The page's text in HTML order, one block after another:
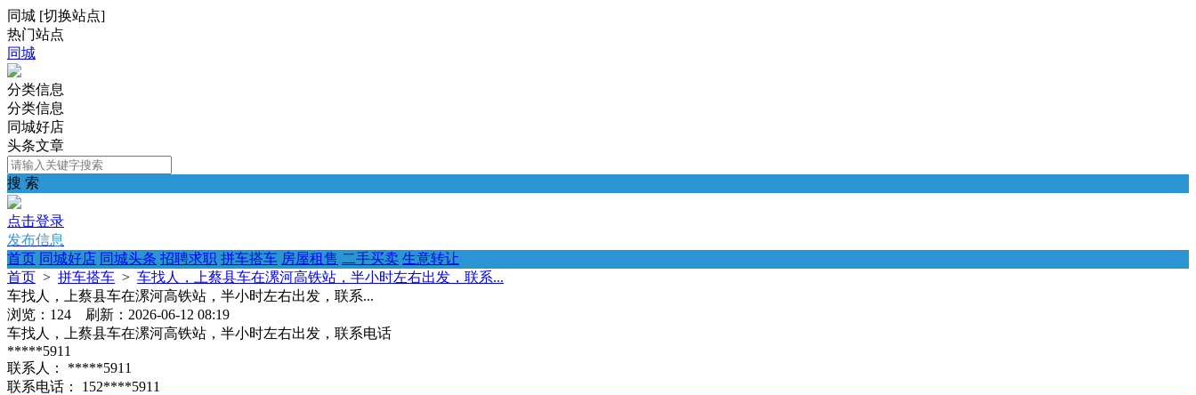
同城 [切换站点]
热门站点
同城
分类信息
分类信息
同城好店
头条文章
搜 索
点击登录
发布信息
首页 同城好店 同城头条 招聘求职 拼车搭车 房屋租售 二手买卖 生意转让
首页 > 拼车搭车 > 车找人，上蔡县车在漯河高铁站，半小时左右出发，联系...
车找人，上蔡县车在漯河高铁站，半小时左右出发，联系...
浏览：124 刷新：2026-06-12 08:19
车找人，上蔡县车在漯河高铁站，半小时左右出发，联系电话
*****5911
联系人：
*****5911
联系电话：
152****5911